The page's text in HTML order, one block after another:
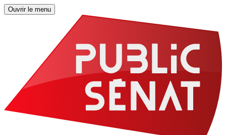
Ouvrir le menu